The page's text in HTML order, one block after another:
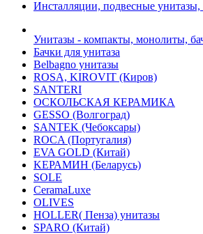
Инсталляции, подвесные
Унитазы - компакты, монолиты,
Бачки для унитаза
Belbagno унитазы
ROSA, KIROVIT (Киров)
SANTERI
ОСКОЛЬСКАЯ КЕРАМИКА
GESSO (Волгоград)
SANTEK (Чебоксары)
ROCA (Португалия)
EVA GOLD (Китай)
KЕРАМИН (Беларусь)
SOLE
CeramaLuxe
OLIVES
HOLLER( Пенза) унитазы
SPARO (Китай)